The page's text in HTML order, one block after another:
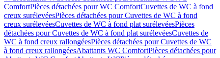
ComfortPièces détachées pour WC ComfortCuvettes de WC à fond
creux surélevéesPièces détachées pour Cuvettes de WC à fond
creux surélevéesCuvettes de WC à fond plat surélevéesPièces
détachées pour Cuvettes de WC à fond plat surélevéesCuvettes de
WC à fond creux rallongéesPièces détachées pour Cuvettes de WC
à fond creux rallongéesAbattants WC ComfortPièces détachées pour